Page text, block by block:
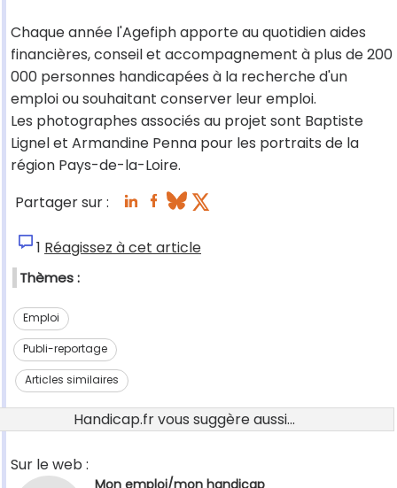
Chaque année l'Agefiph apporte au quotidien aides
financières, conseil et accompagnement à plus de 200
000 personnes handicapées à la recherche d'un
emploi ou souhaitant conserver leur emploi.
Les photographes associés au projet sont Baptiste
Lignel et Armandine Penna pour les portraits de la
région Pays-de-la-Loire.
Partager sur :
1 Réagissez à cet article
Thèmes :
Emploi
Publi-reportage
Articles similaires
Handicap.fr vous suggère aussi...
Sur le web :